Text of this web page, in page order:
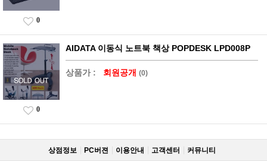
0
AIDATA 이동식 노트북 책상 POPDESK LPD008P
상품가 : 회원공개 (0)
0
상점정보 PC버젼 이용안내 고객센터 커뮤니티